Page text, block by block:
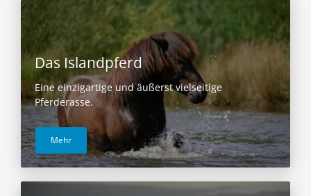
Das Islandpferd
Eine einzigartige und äußerst vielseitige
Pferderasse.
Mehr